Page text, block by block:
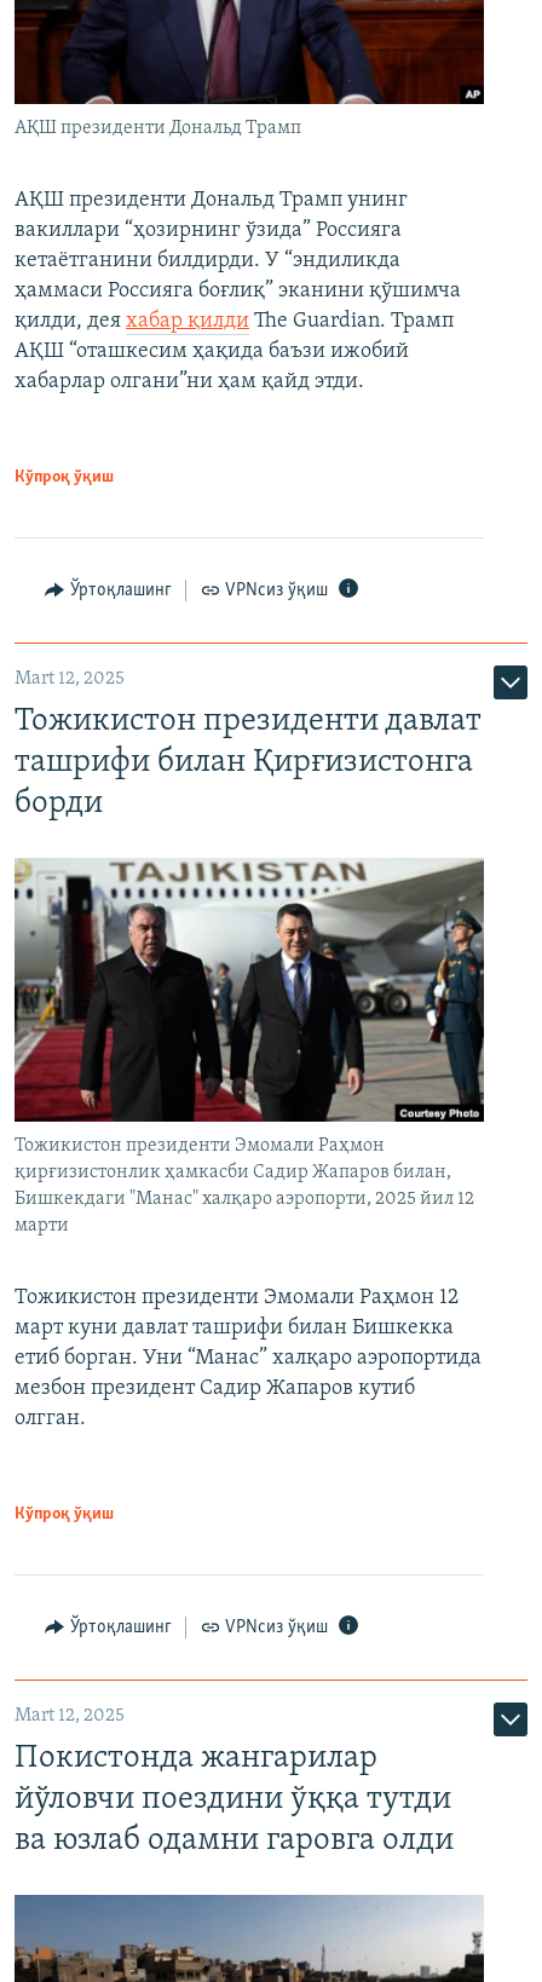
АҚШ президенти Дональд Трамп
АҚШ президенти Дональд Трамп унинг
вакиллари “ҳозирнинг ўзида” Россияга
кетаётганини билдирди. У “эндиликда
ҳаммаси Россияга боғлиқ” эканини қўшимча
қилди, дея хабар қилди The Guardian. Трамп
АҚШ “оташкесим ҳақида баъзи ижобий
хабарлар олгани”ни ҳам қайд этди.
Кўпроқ ўқиш
Ўртоқлашинг VPNсиз ўқиш
Mart 12, 2025
Тожикистон президенти давлат
ташрифи билан Қирғизистонга
борди
Тожикистон президенти Эмомали Раҳмон
қирғизистонлик ҳамкасби Садир Жапаров билан,
Бишкекдаги "Манас" халқаро аэропорти, 2025 йил 12
марти
Тожикистон президенти Эмомали Раҳмон 12
март куни давлат ташрифи билан Бишкекка
етиб борган. Уни “Манас” халқаро аэропортида
мезбон президент Садир Жапаров кутиб
олгган.
Кўпроқ ўқиш
Ўртоқлашинг VPNсиз ўқиш
Mart 12, 2025
Покистонда жангарилар
йўловчи поездини ўққа тутди
ва юзлаб одамни гаровга олди